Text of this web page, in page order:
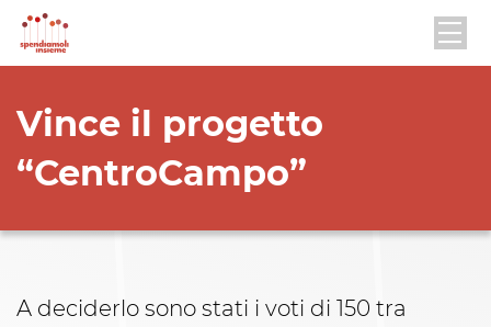
Vince il progetto
“CentroCampo”
A deciderlo sono stati i voti di 150 tra